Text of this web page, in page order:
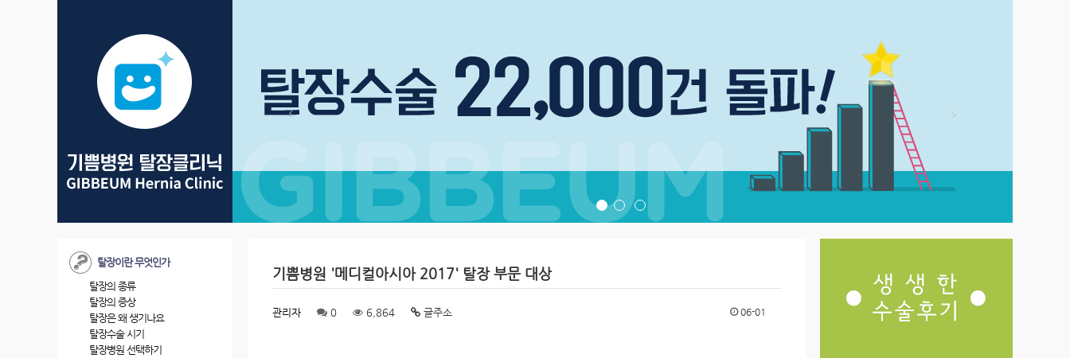
탈장이란 무엇인가
탈장의 종류
탈장의 증상
탈장은 왜 생기나요
탈장수술 시기
탈장병원 선택하기
기쁨병원 '메디컬아시아 2017' 탈장 부문 대상
관리자 0 6,864 글주소 06-01